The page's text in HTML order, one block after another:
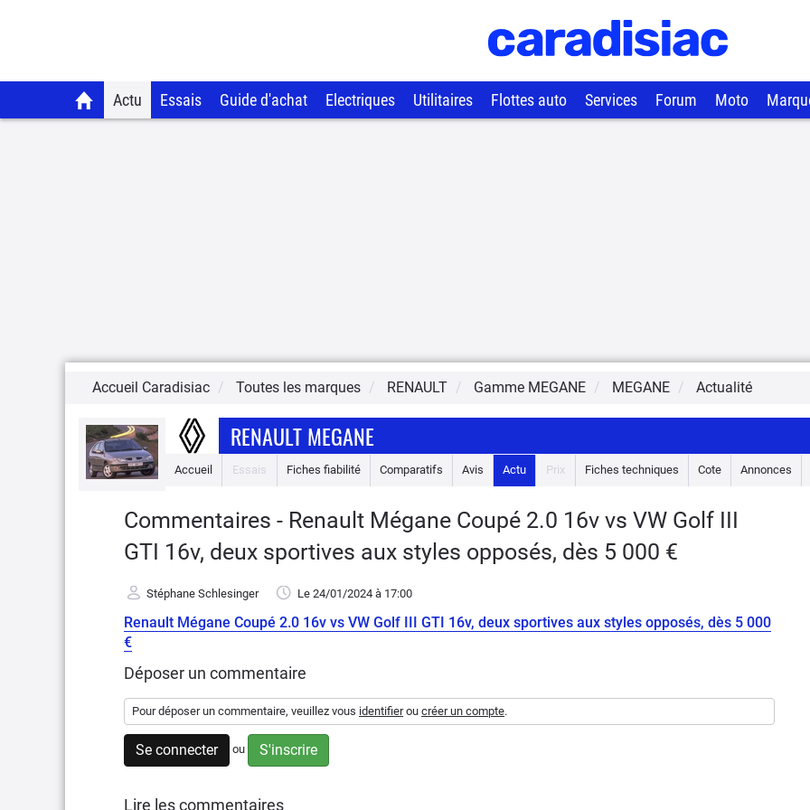
Actu Essais Guide d'achat Electriques Utilitaires Flottes auto Services Forum Moto
Accueil Caradisiac Toutes les marques RENAULT Gamme MEGANE MEGANE Actualité
RENAULT MEGANE
Accueil Essais Fiches fiabilité Comparatifs Avis Actu Prix Fiches techniques Cote Annonces
Commentaires - Renault Mégane Coupé 2.0 16v vs VW Golf III
GTI 16v, deux sportives aux styles opposés, dès 5 000 €
Stéphane Schlesinger Le 24/01/2024 à 17:00
Renault Mégane Coupé 2.0 16v vs VW Golf III GTI 16v, deux sportives aux styles opposés, dès 5 000
€
Déposer un commentaire
Pour déposer un commentaire, veuillez vous identifierou créer un compte.
Se connecter ou S'inscrire
Lire les commentaires